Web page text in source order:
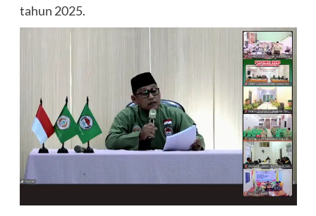
tahun 2025.